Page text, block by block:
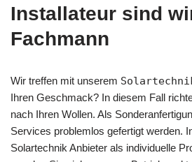
Installateur sind
Fachmann
Wir treffen mit unserem
Ihren Geschmack? In diesem Fall
nach Ihren Wollen. Als
Services problemlos gefertigt werden.
Solartechnik Anbieter als individuelle